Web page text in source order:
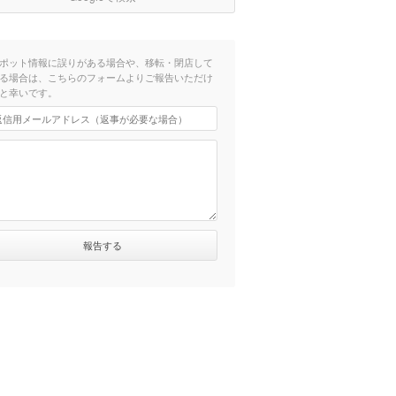
ット情報に誤りがある場合や、移転・閉店して
場合は、こちらのフォームよりご報告いただけ
幸いです。